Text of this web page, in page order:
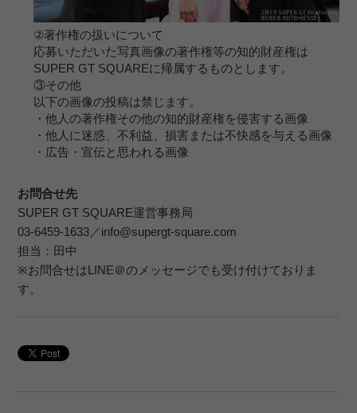
②著作権の扱いについて
応募いただいた写真画像の著作権等の知的財産権は
SUPER GT SQUAREに帰属するものとします。
③その他
以下の画像の投稿は禁じます。
・他人の著作権その他の知的財産権を侵害する画像
・他人に迷惑、不利益、損害または不快感を与える画像
・広告・宣伝と思われる画像
お問合せ先
SUPER GT SQUARE運営事務局
03-6459-1633／info@supergt-square.com
担当：田中
※お問合せはLINE＠のメッセージでも受け付けておりま
す。